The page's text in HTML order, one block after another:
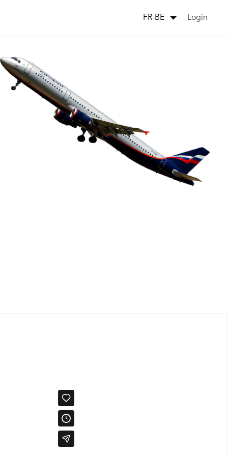
FR-BE Login